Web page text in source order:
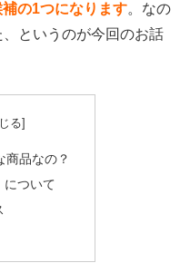
の1つになります。なの
というのが今回のお話
商品なの？
について